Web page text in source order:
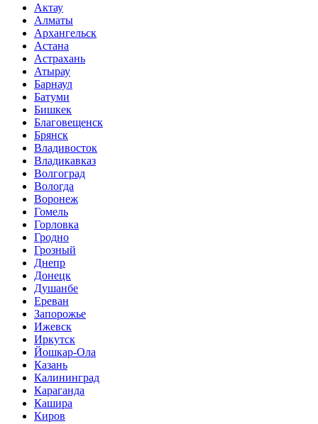
Актау
Алматы
Архангельск
Астана
Астрахань
Атырау
Барнаул
Батуми
Бишкек
Благовещенск
Брянск
Владивосток
Владикавказ
Волгоград
Вологда
Воронеж
Гомель
Горловка
Гродно
Грозный
Днепр
Донецк
Душанбе
Ереван
Запорожье
Ижевск
Иркутск
Йошкар-Ола
Казань
Калининград
Караганда
Кашира
Киров